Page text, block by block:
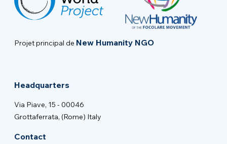
Projet principal de New Humanity NGO
Headquarters
Via Piave, 15 - 00046
Grottaferrata, (Rome) Italy
Contact